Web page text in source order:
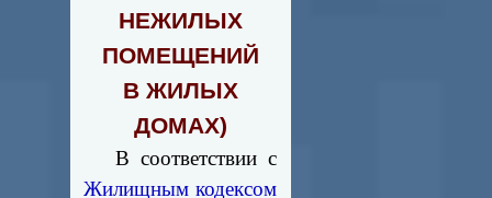
НЕЖИЛЫХ
ПОМЕЩЕНИЙ
В ЖИЛЫХ
ДОМАХ)
В соответствии с
Жилищным кодексом